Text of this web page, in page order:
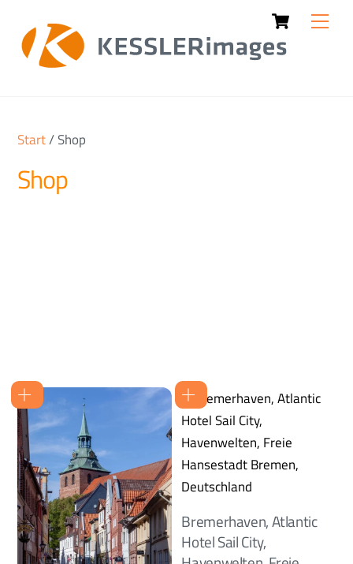
content
Cart
Start/ Shop
Shop
Bremerhaven, Atlantic
Hotel Sail City,